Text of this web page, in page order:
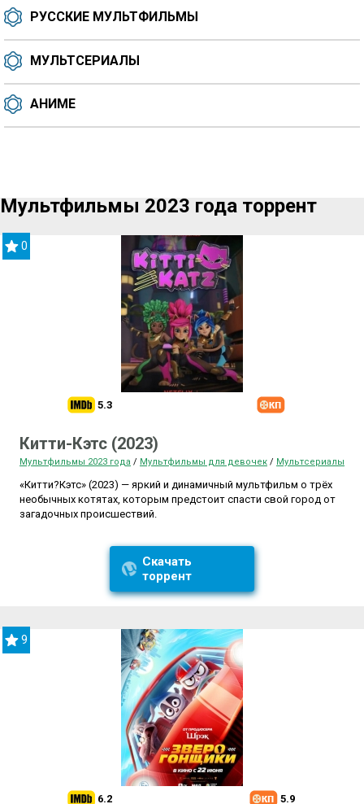
РУССКИЕ МУЛЬТФИЛЬМЫ
МУЛЬТСЕРИАЛЫ
АНИМЕ
Мультфильмы 2023 года торрент
0
5.3
Китти-Кэтс (2023)
Мультфильмы 2023 года / Мультфильмы для девочек / Мультсериалы
«Китти?Кэтс» (2023) — яркий и динамичный мультфильм о трёх
необычных котятах, которым предстоит спасти свой город от
загадочных происшествий.
Скачать
торрент
9
6.2 5.9